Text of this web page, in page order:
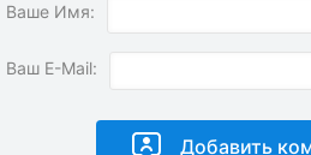
Ваше Имя:
Ваш E-Mail: